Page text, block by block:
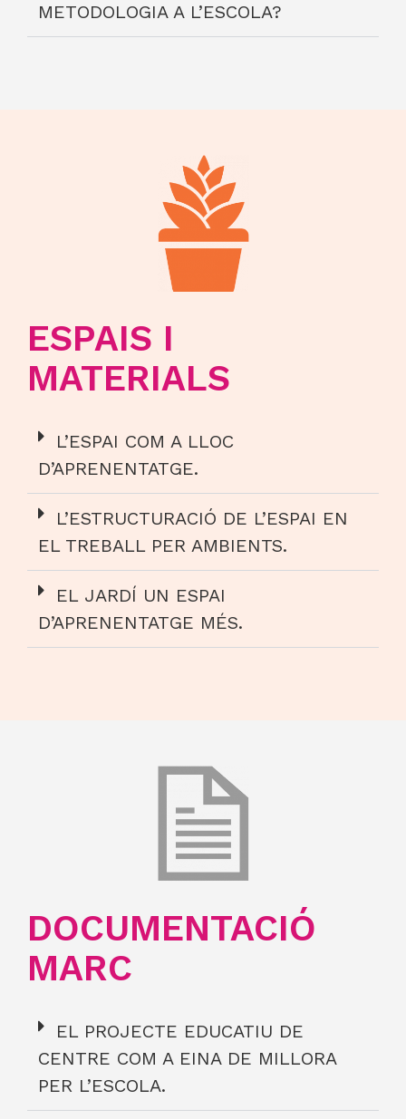
METODOLOGIA A L’ESCOLA?
ESPAIS I
MATERIALS
L’ESPAI COM A LLOC
D’APRENENTATGE.
L’ESTRUCTURACIÓ DE L’ESPAI EN
EL TREBALL PER AMBIENTS.
EL JARDÍ UN ESPAI
D’APRENENTATGE MÉS.
DOCUMENTACIÓ
MARC
EL PROJECTE EDUCATIU DE
CENTRE COM A EINA DE MILLORA
PER L’ESCOLA.